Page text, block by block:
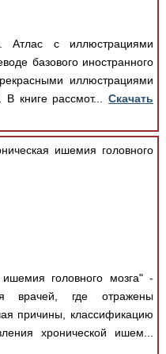
Атлас с иллюстрациями
базового иностранного
иллюстрациями
В книге рассмот...Скачать
ишемия головного
головного мозга" -
врачей, где отражены
причины, классификацию
хронической ишем...